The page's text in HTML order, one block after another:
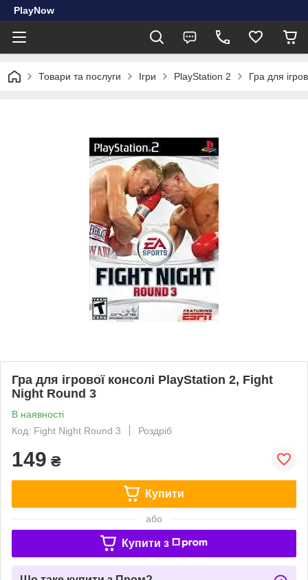
PlayNow
Товари та послуги Ігри PlayStation 2 Гра для
Гра для ігрової консолі PlayStation 2, Fight
Night Round 3
В наявності
Код: Fight Night Round 3
Роздріб
149 ₴
Купити
або
Купити з